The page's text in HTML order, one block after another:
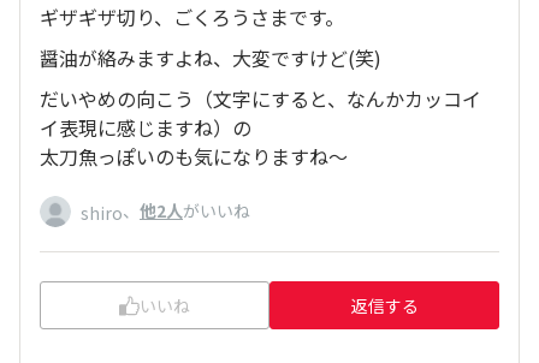
ギザギザ切り、ごくろうさまです。
醤油が絡みますよね、大変ですけど(笑)
だいやめの向こう（文字にすると、なんかカッコイ
イ表現に感じますね）の
太刀魚っぽいのも気になりますね～
shiro、 他2人がいいね
いいね 返信する